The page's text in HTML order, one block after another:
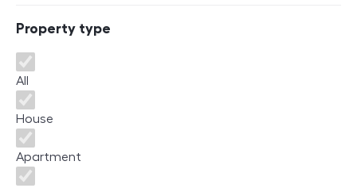
Property type
Property type
All
House
Apartment